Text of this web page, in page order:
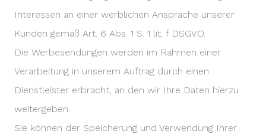
Interessen an einer werblichen Ansprache unserer
Kunden gemäß Art. 6 Abs. 1 S. 1 lit. f DSGVO.
Die Werbesendungen werden im Rahmen einer
Verarbeitung in unserem Auftrag durch einen
Dienstleister erbracht, an den wir Ihre Daten hierzu
weitergeben.
Sie können der Speicherung und Verwendung Ihrer